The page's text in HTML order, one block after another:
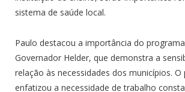
sistema de saúde local.
Paulo destacou a importância do
Governador Helder, que demonstra a
relação às necessidades dos municípios.
enfatizou a necessidade de trabalho